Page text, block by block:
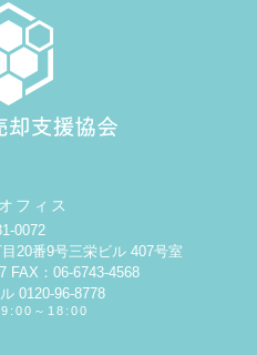
フィス
0072
20番9号三栄ビル 407号室
FAX：06-6743-4568
0120-96-8778
9:00～18:00